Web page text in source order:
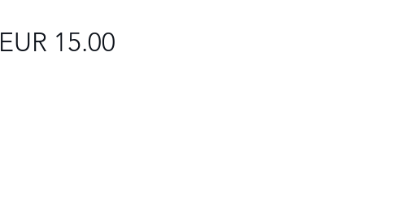
EUR 15.00Preis